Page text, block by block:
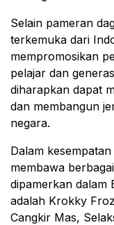
Selain pameran
terkemuka dari
mempromosikan
pelajar dan
diharapkan dapat
dan membangun
negara.
Dalam
membawa
dipamerkan dalam
adalah Krokky
Cangkir Mas,